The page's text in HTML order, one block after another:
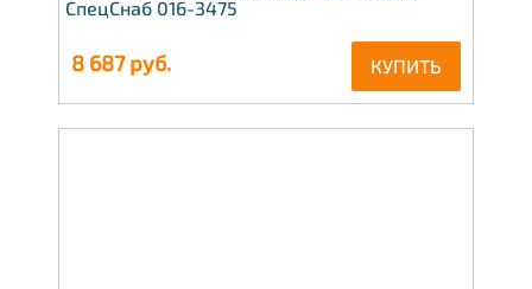
СпецСнаб 016-3475
8 687руб. КУПИТЬ